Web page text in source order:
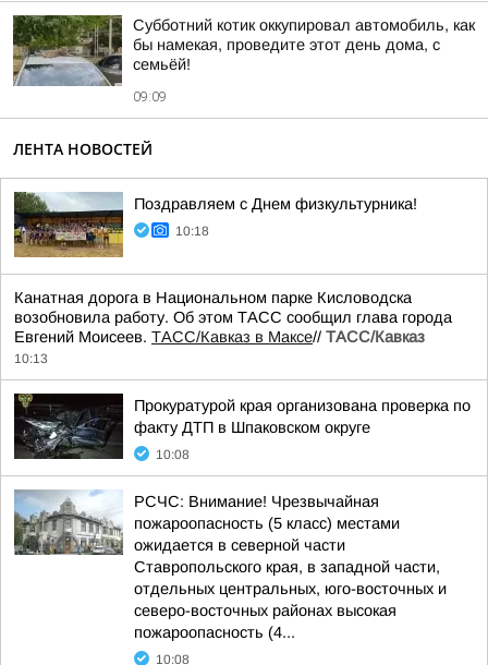
Субботний котик оккупировал автомобиль, как
бы намекая, проведите этот день дома, с
семьёй!
09:09
ЛЕНТА НОВОСТЕЙ
Поздравляем с Днем физкультурника!
10:18
Канатная дорога в Национальном парке Кисловодска
возобновила работу. Об этом ТАСС сообщил глава города
Евгений Моисеев. ТАСС/Кавказ в Максе// ТАСС/Кавказ
10:13
Прокуратурой края организована проверка по
факту ДТП в Шпаковском округе
10:08
РСЧС: Внимание! Чрезвычайная
пожароопасность (5 класс) местами
ожидается в северной части
Ставропольского края, в западной части,
отдельных центральных, юго-восточных и
северо-восточных районах высокая
пожароопасность (4...
10:08